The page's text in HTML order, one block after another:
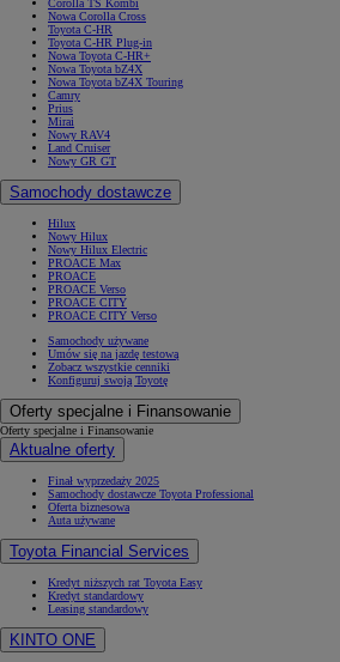
Nowa Corolla Cross
Toyota C-HR
Toyota C-HR Plug-in
Nowa Toyota C-HR+
Nowa Toyota bZ4X
Nowa Toyota bZ4X Touring
Camry
Prius
Mirai
Nowy RAV4
Land Cruiser
Nowy GR GT
Samochody dostawcze
Hilux
Nowy Hilux
Nowy Hilux Electric
PROACE Max
PROACE
PROACE Verso
PROACE CITY
PROACE CITY Verso
Samochody używane
Umów się na jazdę testową
Zobacz wszystkie cenniki
Konfiguruj swoją Toyotę
Oferty specjalne i Finansowanie
Oferty specjalne i Finansowanie
Aktualne oferty
Finał wyprzedaży 2025
Samochody dostawcze Toyota Professional
Oferta biznesowa
Auta używane
Toyota Financial Services
Kredyt niższych rat Toyota Easy
Kredyt standardowy
Leasing standardowy
KINTO ONE